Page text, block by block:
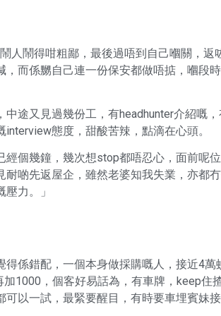
人鬧得咁粗鄙，最後過唔到自己嗰關，返
而係嬲自己連一份保安都做唔掂，嗰段
途又見過幾份工，有headhunter介紹嘅
態度，甜酸苦辣，點滴在心頭。
個幾鐘，幾次想stop都唔忍心，面前呢
啲先返屋企，雖然老婆知我失業，亦都
力。」
係錯配，一個本身做採購嘅人，接近4萬
1000，個客好易話為，有車牌，keep住
以一試，最緊要醒目，有時要車埋賓妹